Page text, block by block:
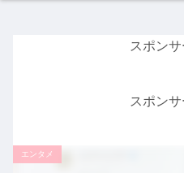
スポン
スポン
エンタメ